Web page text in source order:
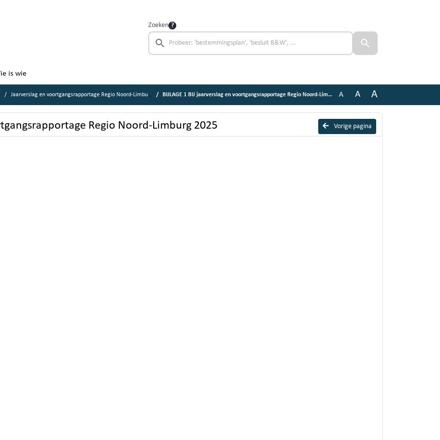
Zoeken
is wie
Jaarverslag en voortgangsrapportage Regio Noord-Limburg 2025 BIJLAGE 1 BIJ jaarverslag en voortgangsrapportage Regio Noord-Limburg 2025 A A A
Vorige pagina
Regio Noord-Limburg 2025